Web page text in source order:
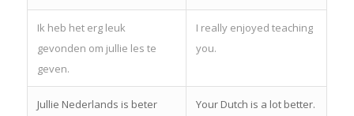
Ik heb het erg leuk
gevonden om jullie les te
geven.
I really enjoyed teaching
you.
Jullie Nederlands is beter
Your Dutch is a lot better.